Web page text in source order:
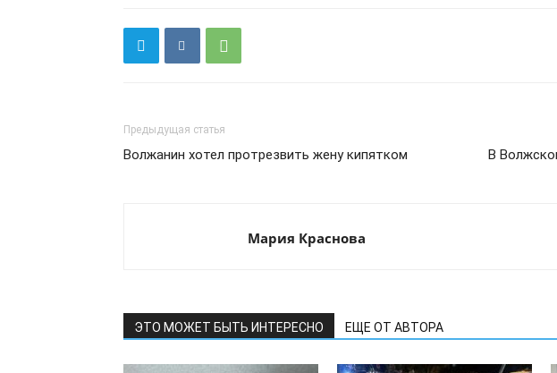
Предыдущая статья
Волжанин хотел протрезвить жену кипятком В
Мария Краснова
ЭТО МОЖЕТ БЫТЬ ИНТЕРЕСНО ЕЩЕ ОТ АВТОРА